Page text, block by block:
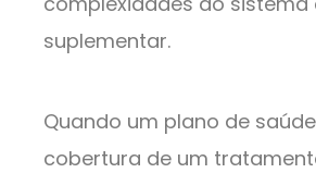
suplementar.
Quando um plano de
cobertura de um